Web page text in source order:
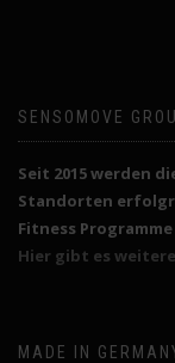
SENSOMOVE
Seit 2015 werden
Standorten
Fitness
Hier gibt es
MADE IN